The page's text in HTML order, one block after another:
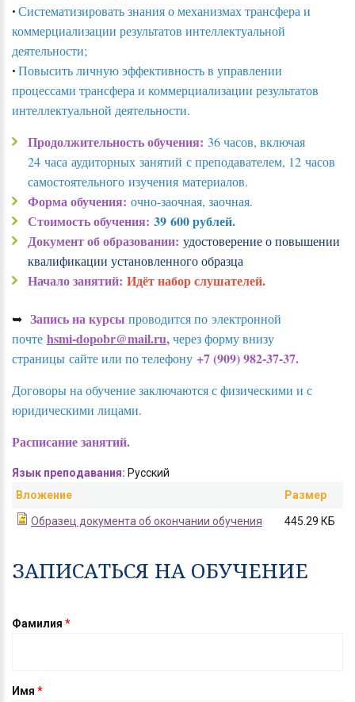
• Систематизировать знания о механизмах трансфера и
коммерциализации результатов интеллектуальной
деятельности;
• Повысить личную эффективность в управлении
процессами трансфера и коммерциализации результатов
интеллектуальной деятельности.
Продолжительность обучения: 36 часов, включая
24 часа аудиторных занятий с преподавателем, 12 часов
самостоятельного изучения материалов.
Форма обучения: очно-заочная, заочная.
Стоимость обучения: 39 600 рублей.
Документ об образовании: удостоверение о повышении
квалификации установленного образца
Начало занятий: Идёт набор слушателей.
➥ Запись на курсы проводится по электронной
почте hsmi-dopobr@mail.ru,через форму внизу
страницы сайте или по телефону +7 (909) 982-37-37.
Договоры на обучение заключаются с физическими и с
юридическими лицами.
Расписание занятий.
Язык преподавания: Русский
Вложение
Размер
Образец документа об окончании обучения 445.29 КБ
ЗАПИСАТЬСЯ НА ОБУЧЕНИЕ
Фамилия *
Имя *